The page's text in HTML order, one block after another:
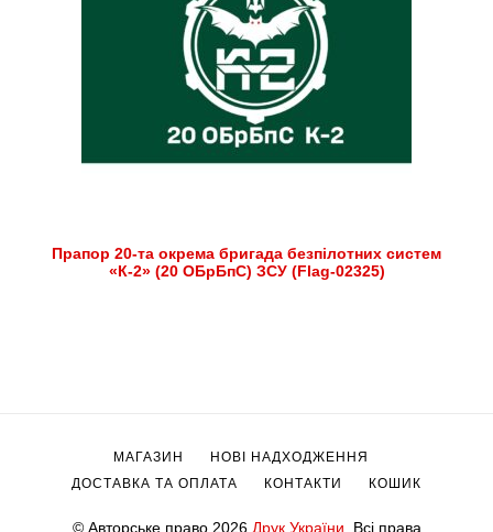
Прапор 20-та окрема бригада безпілотних систем
«К-2» (20 ОБрБпС) ЗСУ (Flag-02325)
© Авторське право 2026 Друк України . Всі права
МАГАЗИН
НОВІ НАДХОДЖЕННЯ
ДОСТАВКА ТА ОПЛАТА
КОНТАКТИ КОШИК